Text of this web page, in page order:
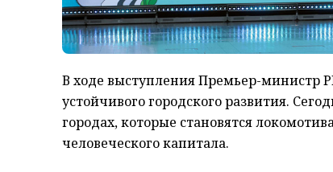
В ходе выступления Премьер-министр
устойчивого городского развития.
городах, которые становятся
человеческого капитала.